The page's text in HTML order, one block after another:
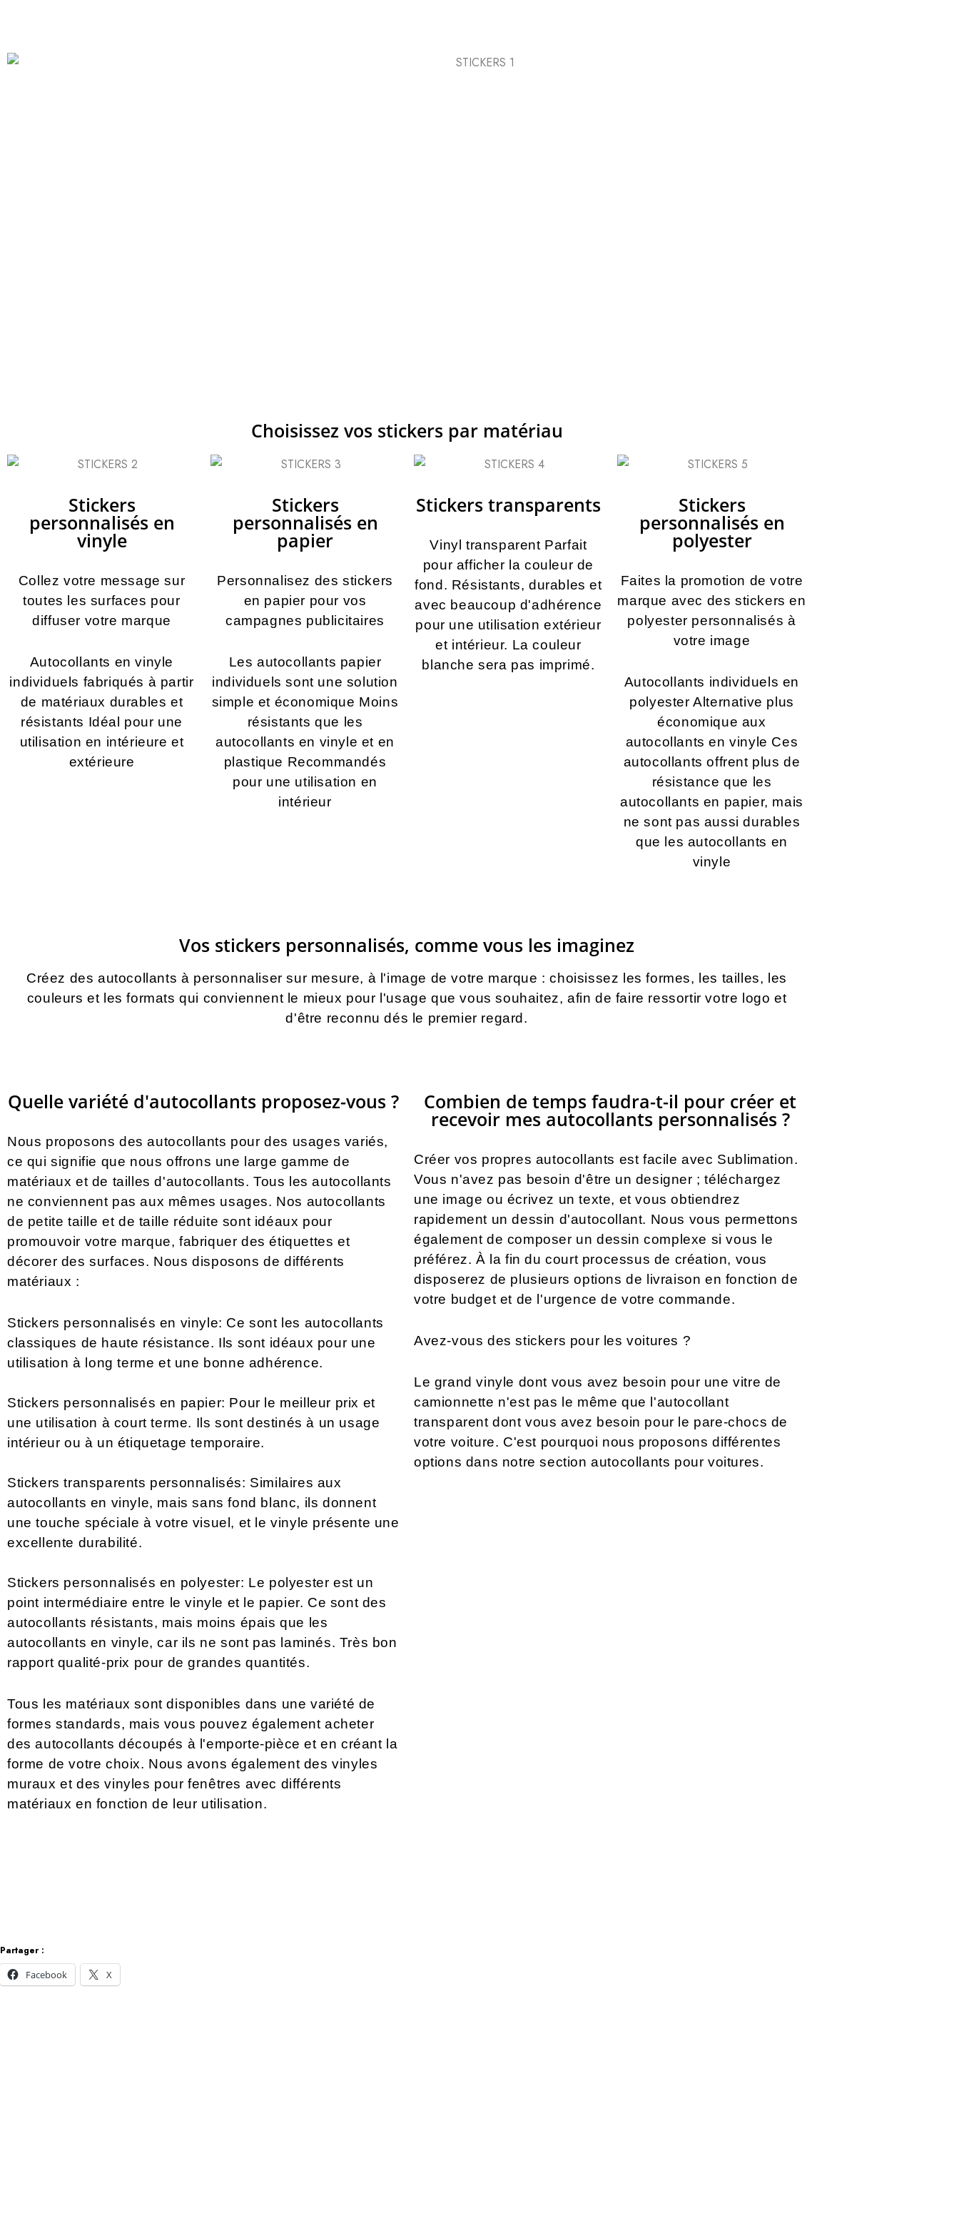
Choisissez vos stickers par matériau
Stickers
personnalisés en
vinyle
Collez votre message sur
toutes les surfaces pour
diffuser votre marque
Autocollants en vinyle
individuels fabriqués à partir
de matériaux durables et
résistants Idéal pour une
utilisation en intérieure et
extérieure
Stickers
personnalisés en
papier
Personnalisez des stickers
en papier pour vos
campagnes publicitaires
Les autocollants papier
individuels sont une solution
simple et économique Moins
résistants que les
autocollants en vinyle et en
plastique Recommandés
pour une utilisation en
intérieur
Stickers transparents
Vinyl transparent Parfait
pour afficher la couleur de
fond. Résistants, durables et
avec beaucoup d'adhérence
pour une utilisation extérieur
et intérieur. La couleur
blanche sera pas imprimé.
Stickers
personnalisés en
polyester
Faites la promotion de votre
marque avec des stickers en
polyester personnalisés à
votre image
Autocollants individuels en
polyester Alternative plus
économique aux
autocollants en vinyle Ces
autocollants offrent plus de
résistance que les
autocollants en papier, mais
ne sont pas aussi durables
que les autocollants en
vinyle
Vos stickers personnalisés, comme vous les imaginez
Créez des autocollants à personnaliser sur mesure, à l'image de votre marque : choisissez les formes, les tailles, les
couleurs et les formats qui conviennent le mieux pour l'usage que vous souhaitez, afin de faire ressortir votre logo et
d'être reconnu dés le premier regard.
Quelle variété d'autocollants proposez-vous ?
Nous proposons des autocollants pour des usages variés,
ce qui signifie que nous offrons une large gamme de
matériaux et de tailles d'autocollants. Tous les autocollants
ne conviennent pas aux mêmes usages. Nos autocollants
de petite taille et de taille réduite sont idéaux pour
promouvoir votre marque, fabriquer des étiquettes et
décorer des surfaces. Nous disposons de différents
matériaux :
Stickers personnalisés en vinyle: Ce sont les autocollants
classiques de haute résistance. Ils sont idéaux pour une
utilisation à long terme et une bonne adhérence.
Stickers personnalisés en papier: Pour le meilleur prix et
une utilisation à court terme. Ils sont destinés à un usage
intérieur ou à un étiquetage temporaire.
Stickers transparents personnalisés: Similaires aux
autocollants en vinyle, mais sans fond blanc, ils donnent
une touche spéciale à votre visuel, et le vinyle présente une
excellente durabilité.
Stickers personnalisés en polyester: Le polyester est un
point intermédiaire entre le vinyle et le papier. Ce sont des
autocollants résistants, mais moins épais que les
autocollants en vinyle, car ils ne sont pas laminés. Très bon
rapport qualité-prix pour de grandes quantités.
Tous les matériaux sont disponibles dans une variété de
formes standards, mais vous pouvez également acheter
des autocollants découpés à l'emporte-pièce et en créant la
forme de votre choix. Nous avons également des vinyles
muraux et des vinyles pour fenêtres avec différents
matériaux en fonction de leur utilisation.
Combien de temps faudra-t-il pour créer et
recevoir mes autocollants personnalisés ?
Créer vos propres autocollants est facile avec Sublimation.
Vous n'avez pas besoin d'être un designer ; téléchargez
une image ou écrivez un texte, et vous obtiendrez
rapidement un dessin d'autocollant. Nous vous permettons
également de composer un dessin complexe si vous le
préférez. À la fin du court processus de création, vous
disposerez de plusieurs options de livraison en fonction de
votre budget et de l'urgence de votre commande.
Avez-vous des stickers pour les voitures ?
Le grand vinyle dont vous avez besoin pour une vitre de
camionnette n'est pas le même que l'autocollant
transparent dont vous avez besoin pour le pare-chocs de
votre voiture. C'est pourquoi nous proposons différentes
options dans notre section autocollants pour voitures.
Partager :
Facebook
X